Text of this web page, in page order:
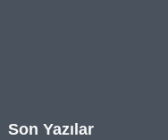
Son Yazılar